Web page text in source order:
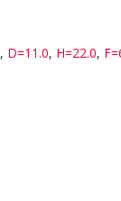
, D=11.0, H=22.0,